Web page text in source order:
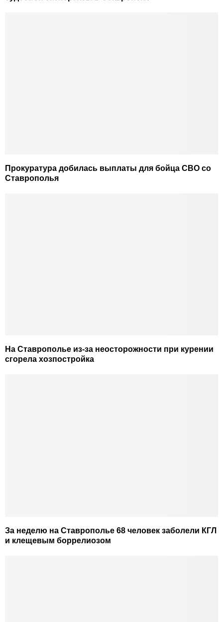
Прокуратура добилась выплаты для бойца СВО со
Ставрополья
На Ставрополье из-за неосторожности при курении
сгорела хозпостройка
За неделю на Ставрополье 68 человек заболели КГЛ
и клещевым боррелиозом